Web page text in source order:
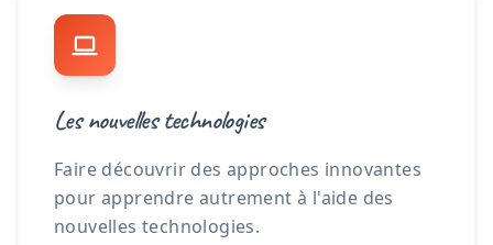
Les nouvelles technologies
Faire découvrir des approches innovantes
pour apprendre autrement à l'aide des
nouvelles technologies.